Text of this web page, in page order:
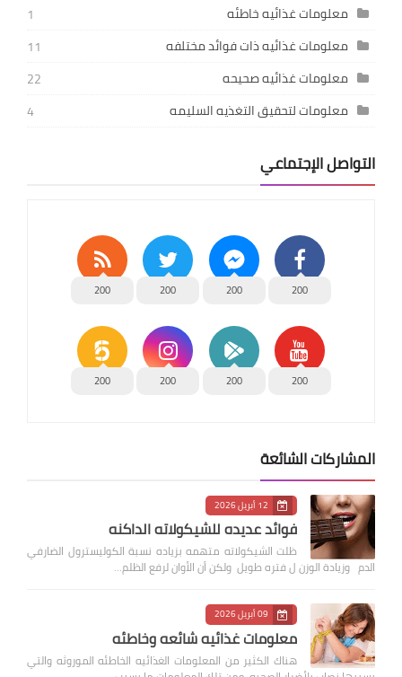
معلومات غذائيه خاطئه
1
معلومات غذائيه ذات فوائد مختلفه
11
معلومات غذائيه صحيحه
22
معلومات لتحقيق التغذيه السليمه
4
التواصل الإجتماعي
200
200
200
200
200
200
200
200
المشاركات الشائعة
12 أبريل 2026
فوائد عديده للشيكولاته الداكنه
ظلت الشيكولاته متهمه بزياده نسبة الكوليسترول الضارفي
الدم وزيادة الوزن ل فتره طويل ولكن أن الأوان لرفع الظلم…
09 أبريل 2026
معلومات غذائيه شائعه وخاطئه
هناك الكثير من المعلومات الغذائيه الخاطئه الموروثه والتي